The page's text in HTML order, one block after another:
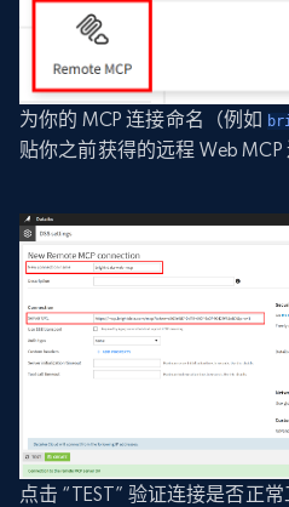
为你的 MCP 连接命名（例如
贴你之前获得的远程 Web MCP
点击 “TEST” 验证连接是否正